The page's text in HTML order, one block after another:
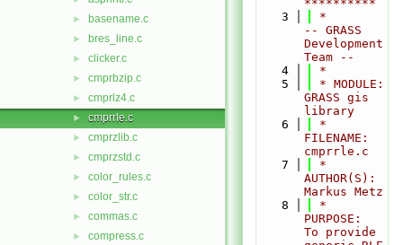
► basename.c
► bres_line.c
► clicker.c
► cmprbzip.c
► cmprlz4.c
► cmprrle.c
► cmprzlib.c
► cmprzstd.c
► color_rules.c
► color_str.c
► commas.c
► compress.c
**********
    3
*
-- GRASS
Development
Team --
    4
*
    5
* MODULE:
GRASS gis
library
    6
*
FILENAME:
cmprrle.c
    7
*
AUTHOR(S):
Markus Metz
    8
*
PURPOSE:
To provide